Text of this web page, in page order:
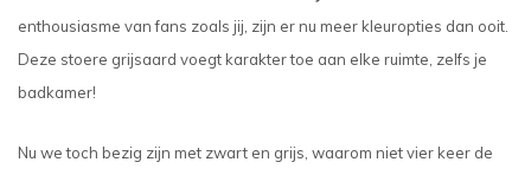
enthousiasme van fans zoals jij, zijn er nu meer kleuropties dan ooit.
Deze stoere grijsaard voegt karakter toe aan elke ruimte, zelfs je
badkamer!
Nu we toch bezig zijn met zwart en grijs, waarom niet vier keer de